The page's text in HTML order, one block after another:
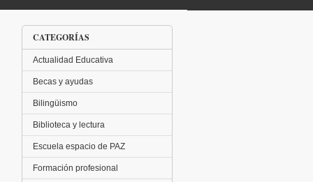
CATEGORÍAS
Actualidad Educativa
Becas y ayudas
Bilingüismo
Biblioteca y lectura
Escuela espacio de PAZ
Formación profesional